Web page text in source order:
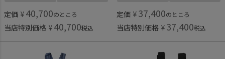
定価 ¥ 40,700のところ
当店特別価格 ¥ 40,700税込
定価 ¥ 37,400のところ
当店特別価格 ¥ 37,400税込